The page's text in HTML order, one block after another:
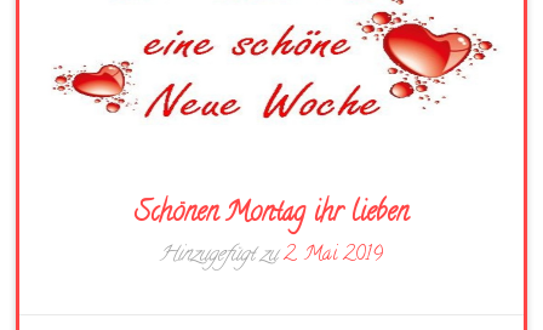
Schönen Montag ihr lieben
Hinzugefügt zu2. Mai 2019